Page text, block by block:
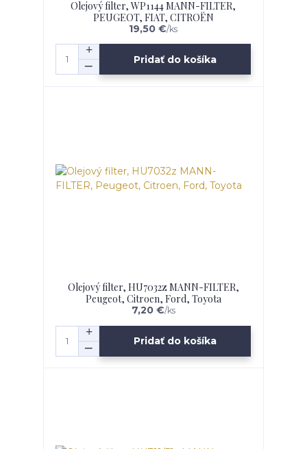
Olejový filter, WP1144 MANN-FILTER,
PEUGEOT, FIAT, CITROËN
19,50 €/ks
Pridať do košíka
Olejový filter, HU7032z MANN-FILTER,
Peugeot, Citroen, Ford, Toyota
7,20 €/ks
Pridať do košíka